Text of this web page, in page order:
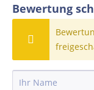
Bewertung